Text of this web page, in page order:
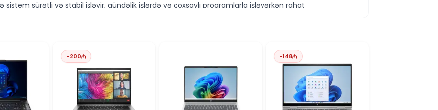
sistem sürətli və stabil işləyir, gündəlik işlərdə və çoxsaylı proqramlarla işləyərkən rahat
videokonfranslar, internet və multimedia istifadəsi üçün stabil performans təmin edir.
mobil istifadə üçün uyğundur.
və rahat iş təcrübəsi təqdim edir. HP EliteBook seriyası yüksək keyfiyyətli korpusu, təhlükəsizlik
peşəkar istifadəçilər üçün ideal seçimdir. Windows 11 isə müasir və rahat istifadə imkanları yaradır.
-200 -148